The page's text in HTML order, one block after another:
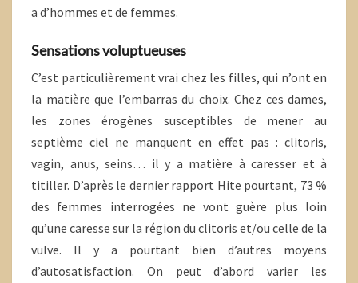
a d’hommes et de femmes.
Sensations voluptueuses
C’est particulièrement vrai chez les filles, qui n’ont en
la matière que l’embarras du choix. Chez ces dames,
les zones érogènes susceptibles de mener au
septième ciel ne manquent en effet pas : clitoris,
vagin, anus, seins… il y a matière à caresser et à
titiller. D’après le dernier rapport Hite pourtant, 73 %
des femmes interrogées ne vont guère plus loin
qu’une caresse sur la région du clitoris et/ou celle de la
vulve. Il y a pourtant bien d’autres moyens
d’autosatisfaction. On peut d’abord varier les